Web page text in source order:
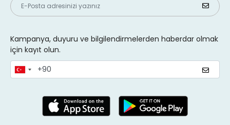
Kampanya, duyuru ve bilgilendirmelerden haberdar olmak
için kayıt olun.